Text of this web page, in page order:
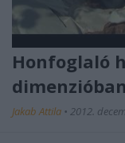
Honfoglaló
dimenzióban
Jakab Attila • 2012.